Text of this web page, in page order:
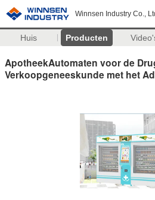
Winnsen Industry Co.,
Huis Producten
ApotheekAutomaten voor de
Verkoopgeneeskunde met het